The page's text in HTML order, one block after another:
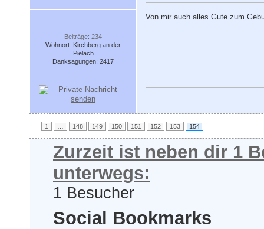
Beiträge: 234
Wohnort: Kirchberg an der
Pielach
Danksagungen: 2417
Von mir auch alles Gute zum
1 148 149 150 151 152 153 154
Zurzeit ist neben dir 1
unterwegs:
1 Besucher
Social Bookmarks